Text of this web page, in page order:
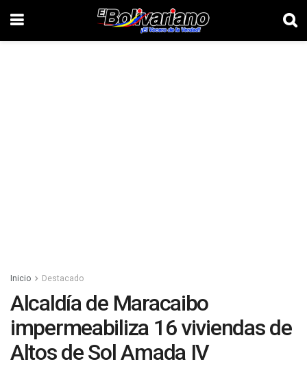
Inicio Destacado
Alcaldía de Maracaibo
impermeabiliza 16 viviendas de
Altos de Sol Amada IV